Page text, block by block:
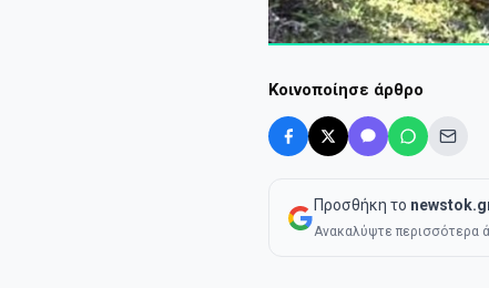
Κοινοποίησε άρθρο
Προσθήκη το
Ανακαλύψτε περισσότερα